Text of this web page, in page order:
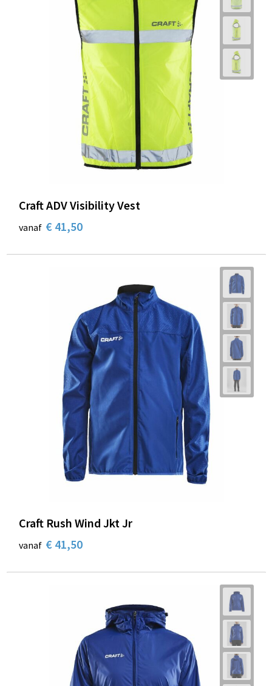
Craft ADV Visibility Vest
vanaf € 41,50
Craft Rush Wind Jkt Jr
vanaf € 41,50